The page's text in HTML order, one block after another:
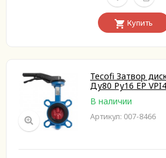
Купить
Tecofi Затвор
Ду80 Ру16 EP
В наличии
Артикул: 007-8466